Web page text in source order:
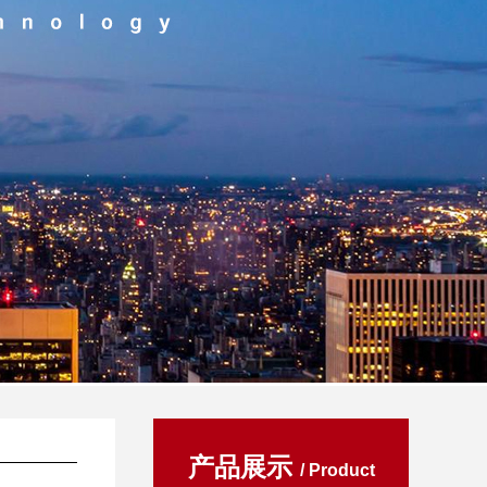
产品展示 / Product